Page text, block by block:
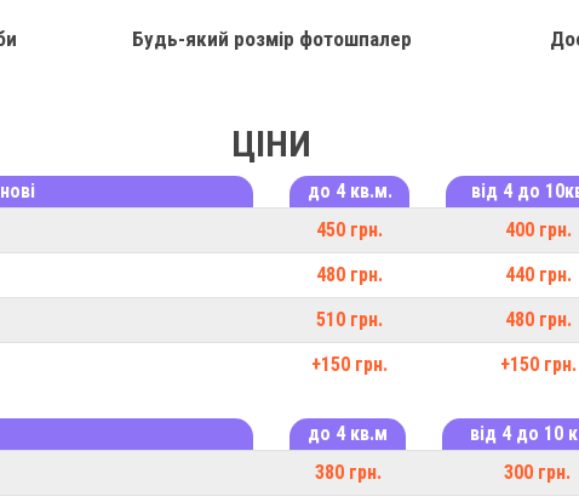
Будь-який розмір фотошпалер
ЦІНИ
до 4 кв.м. від 4 до
450 грн.
400 грн.
480 грн.
440 грн.
510 грн.
480 грн.
+150 грн.
+150 грн.
до 4 кв.м від 4 до 10
380 грн.
300 грн.